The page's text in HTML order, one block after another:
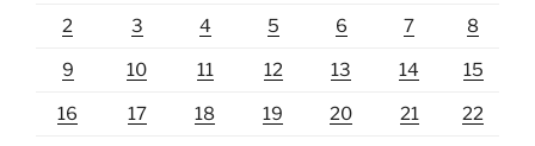
2 3 4 5 6 7 8
9 10 11 12 13 14 15
16 17 18 19 20 21 22